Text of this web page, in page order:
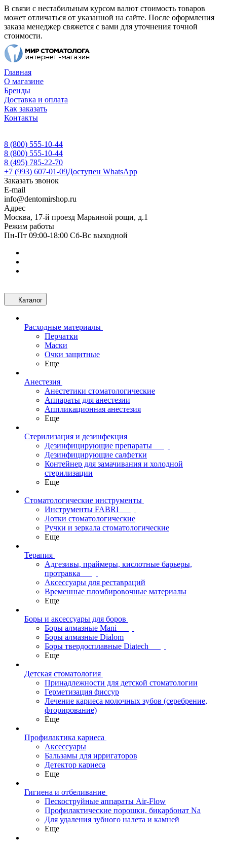
В связи с нестабильным курсом валют стоимость товаров
может отличаться от указанной на сайте. После оформления
заказа менеджер свяжется с вами для уточнения точной
стоимости.
Главная
О магазине
Бренды
Доставка и оплата
Как заказать
Контакты
8 (800) 555-10-44
8 (800) 555-10-44
8 (495) 785-22-70
+7 (993) 607-01-09Доступен WhatsApp
Заказать звонок
E-mail
info@dentomirshop.ru
Адрес
Москва, 17-й проезд Марьиной рощи, д.1
Режим работы
Пн-Пт 09:00-18:00 Сб-Вс выходной
Каталог
Расходные материалы
Перчатки
Маски
Очки защитные
Еще
Анестезия
Анестетики стоматологические
Аппараты для анестезии
Аппликационная анестезия
Еще
Стерилизация и дезинфекция
Дезинфицирующие препараты
Дезинфицирующие салфетки
Контейнер для замачивания и холодной
стерилизации
Еще
Стоматологические инструменты
Инструменты FABRI
Лотки стоматологические
Ручки и зеркала стоматологические
Еще
Терапия
Адгезивы, праймеры, кислотные барьеры,
протравка
Аксессуары для реставраций
Временные пломбировочные материалы
Еще
Боры и аксессуары для боров
Боры алмазные Mani
Боры алмазные Dialom
Боры твердосплавные Diatech
Еще
Детская стоматология
Принадлежности для детской стоматологии
Герметизация фиссур
Лечение кариеса молочных зубов (серебрение,
фторирование)
Еще
Профилактика кариеса
Аксессуары
Бальзамы для ирригаторов
Детектор кариеса
Еще
Гигиена и отбеливание
Пескоструйные аппараты Air-Flow
Профилактические порошки, бикарбонат Na
Для удаления зубного налета и камней
Еще